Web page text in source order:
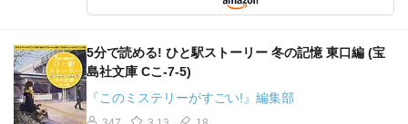
5分で読める! ひと駅ストーリー 冬の記憶 東口編 (宝
島社文庫 Cこ-7-5)
『このミステリーがすごい!』編集部